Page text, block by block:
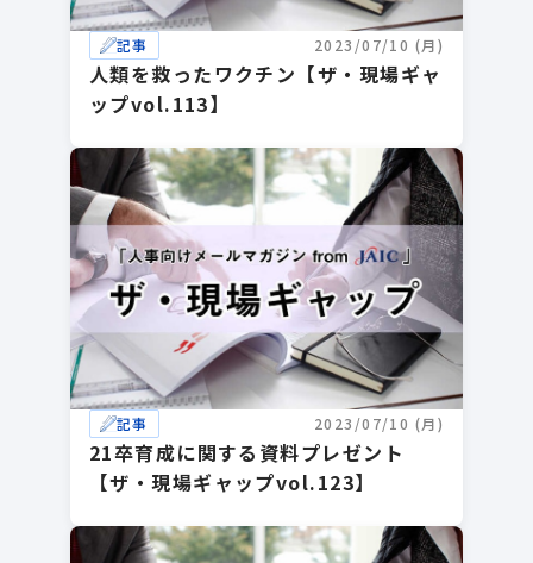
記事 2023/07/10 (月)
人類を救ったワクチン【ザ・現場ギャ
ップvol.113】
記事 2023/07/10 (月)
21卒育成に関する資料プレゼント
【ザ・現場ギャップvol.123】